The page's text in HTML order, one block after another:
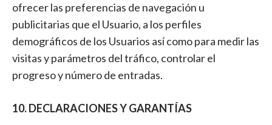
ofrecer las preferencias de navegación u
publicitarias que el Usuario, a los perfiles
demográficos de los Usuarios así como para medir las
visitas y parámetros del tráfico, controlar el
progreso y número de entradas.
10. DECLARACIONES Y GARANTÍAS